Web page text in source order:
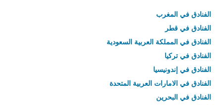
الفنادق في المغرب
الفنادق في قطر
الفنادق في المملكة العربية السعودية
الفنادق في تركيا
الفنادق في إندونيسيا
الفنادق في الامارات العربية المتحدة
الفنادق في البحرين